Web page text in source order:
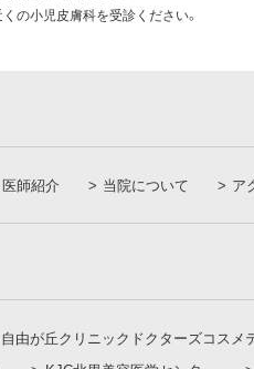
の小児皮膚科を受診ください。
医師紹介 当院について ア
自由が丘クリニックドクターズコスメ